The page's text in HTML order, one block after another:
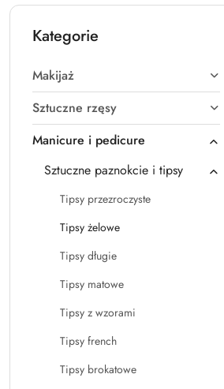
Kategorie
Makijaż
Sztuczne rzęsy
Manicure i pedicure
Sztuczne paznokcie i tipsy
Tipsy przezroczyste
Tipsy żelowe
Tipsy długie
Tipsy matowe
Tipsy z wzorami
Tipsy french
Tipsy brokatowe